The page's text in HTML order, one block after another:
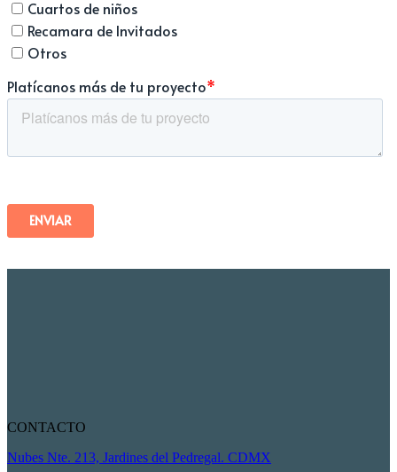
CONTACTO
Nubes Nte. 213, Jardines del Pedregal. CDMX